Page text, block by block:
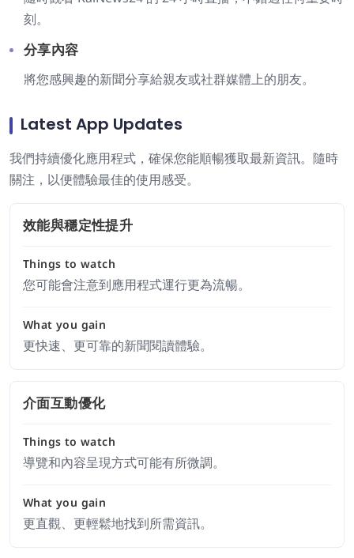
刻。
分享內容
將您感興趣的新聞分享給親友或社群媒體上的朋友。
Latest App Updates
我們持續優化應用程式，確保您能順暢獲取最新資訊。隨時
關注，以便體驗最佳的使用感受。
效能與穩定性提升
Things to watch
您可能會注意到應用程式運行更為流暢。
What you gain
更快速、更可靠的新聞閱讀體驗。
介面互動優化
Things to watch
導覽和內容呈現方式可能有所微調。
What you gain
更直觀、更輕鬆地找到所需資訊。